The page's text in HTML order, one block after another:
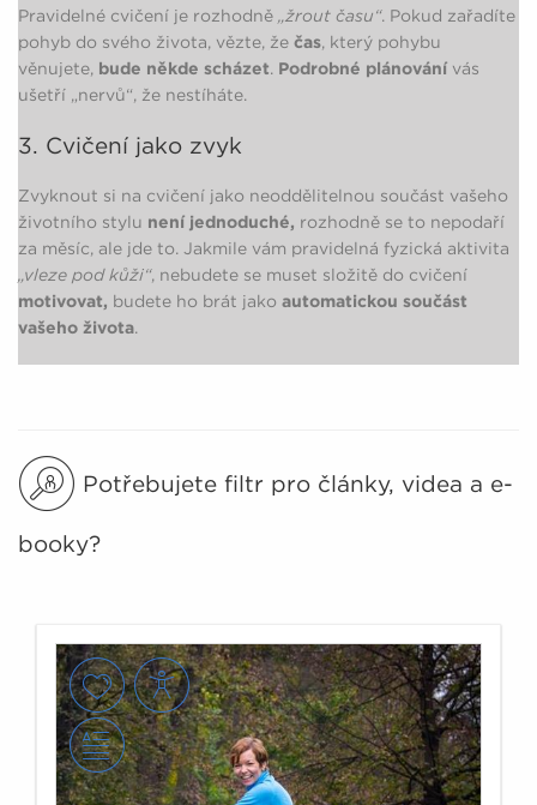
Pravidelné cvičení je rozhodně „žrout času“. Pokud zařadíte
pohyb do svého života, vězte, že čas, který pohybu
věnujete, bude někde scházet. Podrobné plánování vás
ušetří „nervů“, že nestíháte.
3. Cvičení jako zvyk
Zvyknout si na cvičení jako neoddělitelnou součást vašeho
životního stylu není jednoduché, rozhodně se to nepodaří
za měsíc, ale jde to. Jakmile vám pravidelná fyzická aktivita
„vleze pod kůži“, nebudete se muset složitě do cvičení
motivovat, budete ho brát jako automatickou součást
vašeho života.
Potřebujete filtr pro články, videa a e-
booky?